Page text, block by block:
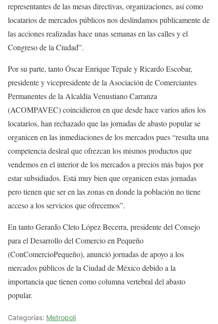
representantes de las mesas directivas, organizaciones, así como
locatarios de mercados públicos nos deslindamos públicamente de
las acciones realizadas hace unas semanas en las calles y el
Congreso de la Ciudad”.
Por su parte, tanto Óscar Enrique Tepale y Ricardo Escobar,
presidente y vicepresidente de la Asociación de Comerciantes
Permanentes de la Alcaldía Venustiano Carranza
(ACOMPAVEC) coincidieron en que desde hace varios años los
locatarios, han rechazado que las jornadas de abasto popular se
organicen en las inmediaciones de los mercados pues “resulta una
competencia desleal que ofrezcan los mismos productos que
vendemos en el interior de los mercados a precios más bajos por
estar subsidiados. Está muy bien que organicen estas jornadas
pero tienen que ser en las zonas en donde la población no tiene
acceso a los servicios que ofrecemos”.
En tanto Gerardo Cleto López Becerra, presidente del Consejo
para el Desarrollo del Comercio en Pequeño
(ConComercioPequeño), anunció jornadas de apoyo a los
mercados públicos de la Ciudad de México debido a la
importancia que tienen como columna vertebral del abasto
popular.
Categorías: Metropoli